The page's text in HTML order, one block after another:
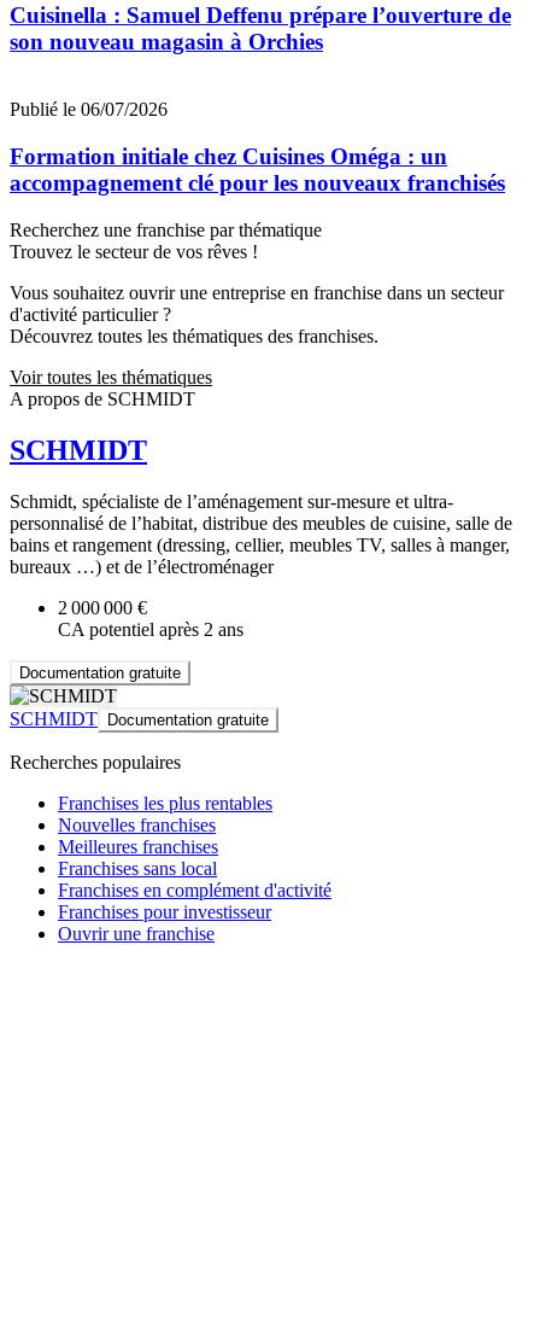
Cuisinella : Samuel Deffenu prépare l’ouverture de
son nouveau magasin à Orchies
Publié le 06/07/2026
Formation initiale chez Cuisines Oméga : un
accompagnement clé pour les nouveaux franchisés
Recherchez une franchise par thématique
Trouvez le secteur de vos rêves !
Vous souhaitez ouvrir une entreprise en franchise dans un secteur
d'activité particulier ?
Découvrez toutes les thématiques des franchises.
Voir toutes les thématiques
A propos de SCHMIDT
SCHMIDT
Schmidt, spécialiste de l’aménagement sur-mesure et ultra-
personnalisé de l’habitat, distribue des meubles de cuisine, salle de
bains et rangement (dressing, cellier, meubles TV, salles à manger,
bureaux …) et de l’électroménager
2 000 000 €
CA potentiel après 2 ans
Documentation gratuite
SCHMIDT Documentation gratuite
Recherches populaires
Franchises les plus rentables
Nouvelles franchises
Meilleures franchises
Franchises sans local
Franchises en complément d'activité
Franchises pour investisseur
Ouvrir une franchise